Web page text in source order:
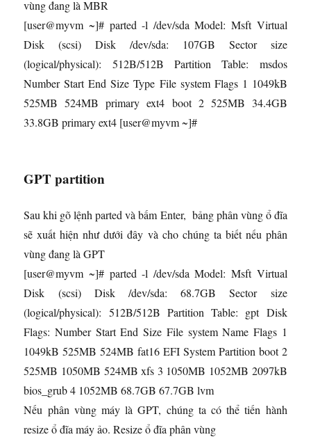
vùng đang là MBR
[user@myvm ~]# parted -l /dev/sda Model: Msft Virtual
Disk (scsi) Disk /dev/sda: 107GB Sector size
(logical/physical): 512B/512B Partition Table: msdos
Number Start End Size Type File system Flags 1 1049kB
525MB 524MB primary ext4 boot 2 525MB 34.4GB
33.8GB primary ext4 [user@myvm ~]#
GPT partition
Sau khi gõ lệnh parted và bấm Enter, bảng phân vùng ổ đĩa
sẽ xuất hiện như dưới đây và cho chúng ta biết nếu phân
vùng đang là GPT
[user@myvm ~]# parted -l /dev/sda Model: Msft Virtual
Disk (scsi) Disk /dev/sda: 68.7GB Sector size
(logical/physical): 512B/512B Partition Table: gpt Disk
Flags: Number Start End Size File system Name Flags 1
1049kB 525MB 524MB fat16 EFI System Partition boot 2
525MB 1050MB 524MB xfs 3 1050MB 1052MB 2097kB
bios_grub 4 1052MB 68.7GB 67.7GB lvm
Nếu phân vùng máy là GPT, chúng ta có thể tiến hành
resize ổ đĩa máy ảo. Resize ổ đĩa phân vùng